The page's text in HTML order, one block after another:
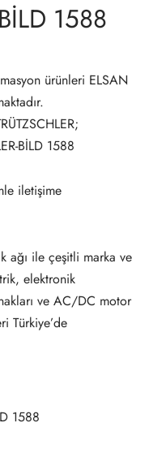
1588
ürünleri ELSAN
BİLD 1588
iletişime
ağı ile çeşitli marka ve
elektronik
ve AC/DC motor
Türkiye’de
1588